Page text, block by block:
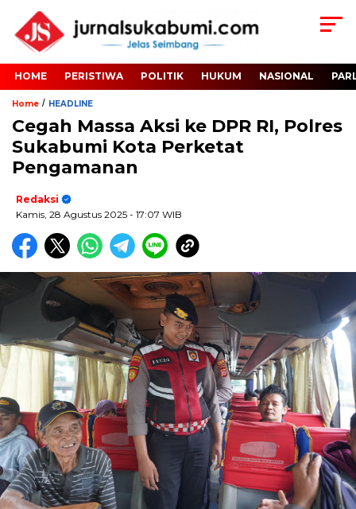
HOME PERISTIWA POLITIK HUKUM NASIONAL
Home / HEADLINE
Cegah Massa Aksi ke DPR RI, Polres
Sukabumi Kota Perketat
Pengamanan
Redaksi
Kamis, 28 Agustus 2025 - 17:07 WIB